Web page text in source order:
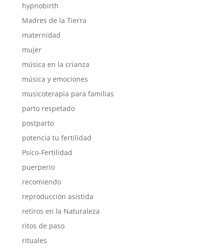
hypnobirth
Madres de la Tierra
maternidad
mujer
música en la crianza
música y emociones
musicoterapia para familias
parto respetado
postparto
potencia tu fertilidad
Psico-Fertilidad
puerperio
recomiendo
reproducción asistida
retiros en la Naturaleza
ritos de paso
rituales